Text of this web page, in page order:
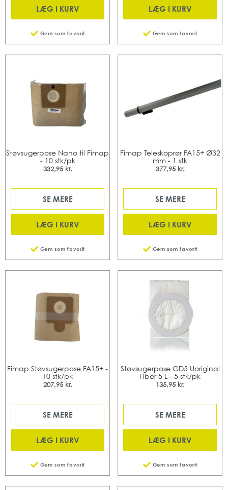
LÆG I KURV
Gem som favorit
LÆG I KURV
Gem som favorit
Støvsugerpose Nano til Fimap
- 10 stk/pk
332,95 kr.
SE MERE
LÆG I KURV
Gem som favorit
Fimap Teleskoprør FA15+ Ø32
mm - 1 stk
377,95 kr.
SE MERE
LÆG I KURV
Gem som favorit
Fimap Støvsugerpose FA15+ -
10 stk/pk
207,95 kr.
SE MERE
LÆG I KURV
Gem som favorit
Støvsugerpose GD5 Uoriginal
Fiber 5 L - 5 stk/pk
135,95 kr.
SE MERE
LÆG I KURV
Gem som favorit